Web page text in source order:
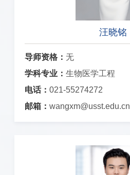
汪晓铭
导师资格： 无
学科专业： 生物医学工程
电话： 021-55274272
邮箱： wangxm@usst.edu.cn